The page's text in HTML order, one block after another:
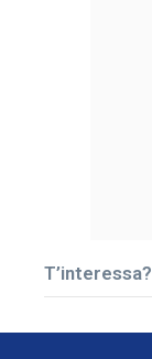
T’interessa?